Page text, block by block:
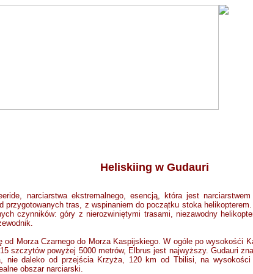
Heliskiing w Gudauri
, narciarstwa ekstremalnego, esencją, która jest
przygotowanych tras, z wspinaniem do początku stoka
czynników: góry znierozwiniętymi trasami, niezawodny
od Morza Czarnego do Morza Kaspijskiego. W ogóle po wysokośći
szczytów powyżej 5000 metrów, Elbrus jest najwyższy. Gudauri
nie daleko od przejścia Krzyża, 120 km od Tbilisi, na
obszar narciarski.